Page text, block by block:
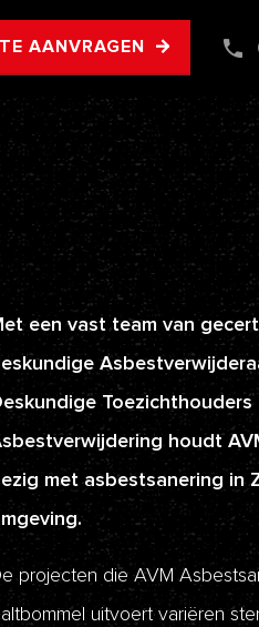
AANVRAGEN
een vast team van
Toezichthouders
houdt
met asbestsanering in
projecten die AVM
uitvoert variëren